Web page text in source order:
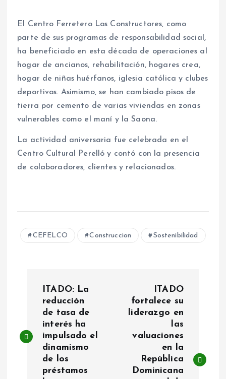
El Centro Ferretero Los Constructores, como
parte de sus programas de responsabilidad social,
ha beneficiado en esta década de operaciones al
hogar de ancianos, rehabilitación, hogares crea,
hogar de niñas huérfanos, iglesia católica y clubes
deportivos. Asimismo, se han cambiado pisos de
tierra por cemento de varias viviendas en zonas
vulnerables como el maní y la Saona.
La actividad aniversaria fue celebrada en el
Centro Cultural Perelló y contó con la presencia
de colaboradores, clientes y relacionados.
CEFELCO Construccion Sostenibilidad
s
ITADO: La
reducción
de tasa de
interés ha
impulsado el
dinamismo
de los
préstamos
ITADO
fortalece su
liderazgo en
las
valuaciones
en la
República
Dominicana